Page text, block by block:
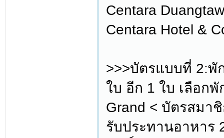
Centara
Centara Hotel &
>>>บัตรแบบที่ 2:พั
ใบ อีก 1 ใบ เลือก
Grand < บัตรสมา
รับประทานอาหาร